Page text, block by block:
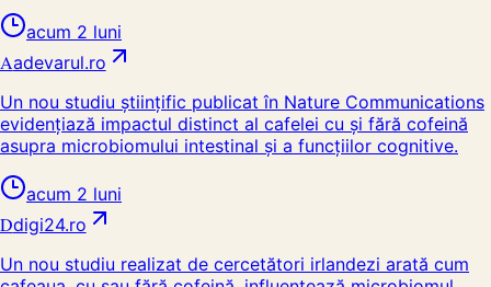
acum 2 luni
Aadevarul.ro
Un nou studiu științific publicat în Nature Communications
evidențiază impactul distinct al cafelei cu și fără cofeină
asupra microbiomului intestinal și a funcțiilor cognitive.
acum 2 luni
Ddigi24.ro
Un nou studiu realizat de cercetători irlandezi arată cum